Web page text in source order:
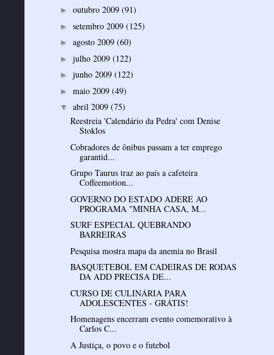
► outubro 2009 (91)
► setembro 2009 (125)
► agosto 2009 (60)
► julho 2009 (122)
► junho 2009 (122)
► maio 2009 (49)
▼ abril 2009 (75)
Reestreia 'Calendário da Pedra' com Denise
Stoklos
Cobradores de ônibus passam a ter emprego
garantid...
Grupo Taurus traz ao país a cafeteira
Coffeemotion...
GOVERNO DO ESTADO ADERE AO
PROGRAMA "MINHA CASA, M...
SURF ESPECIAL QUEBRANDO
BARREIRAS
Pesquisa mostra mapa da anemia no Brasil
BASQUETEBOL EM CADEIRAS DE RODAS
DA ADD PRECISA DE...
CURSO DE CULINÁRIA PARA
ADOLESCENTES - GRÁTIS!
Homenagens encerram evento comemorativo à
Carlos C...
A Justiça, o povo e o futebol